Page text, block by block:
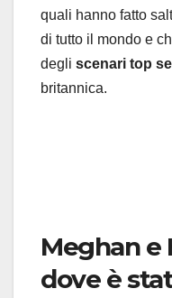
quali hanno fatto
di tutto il mondo e
degli scenari top
britannica.
Meghan e
dove è